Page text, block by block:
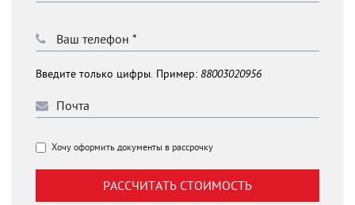
Введите только цифры. Пример: 88003020956
Хочу оформить документы в рассрочку
РАССЧИТАТЬ СТОИМОСТЬ